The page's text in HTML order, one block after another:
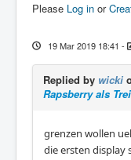
Please Log in or
19 Mar 2019 18:41 -
Replied by wicki
Rapsberry als
grenzen wollen
die ersten display